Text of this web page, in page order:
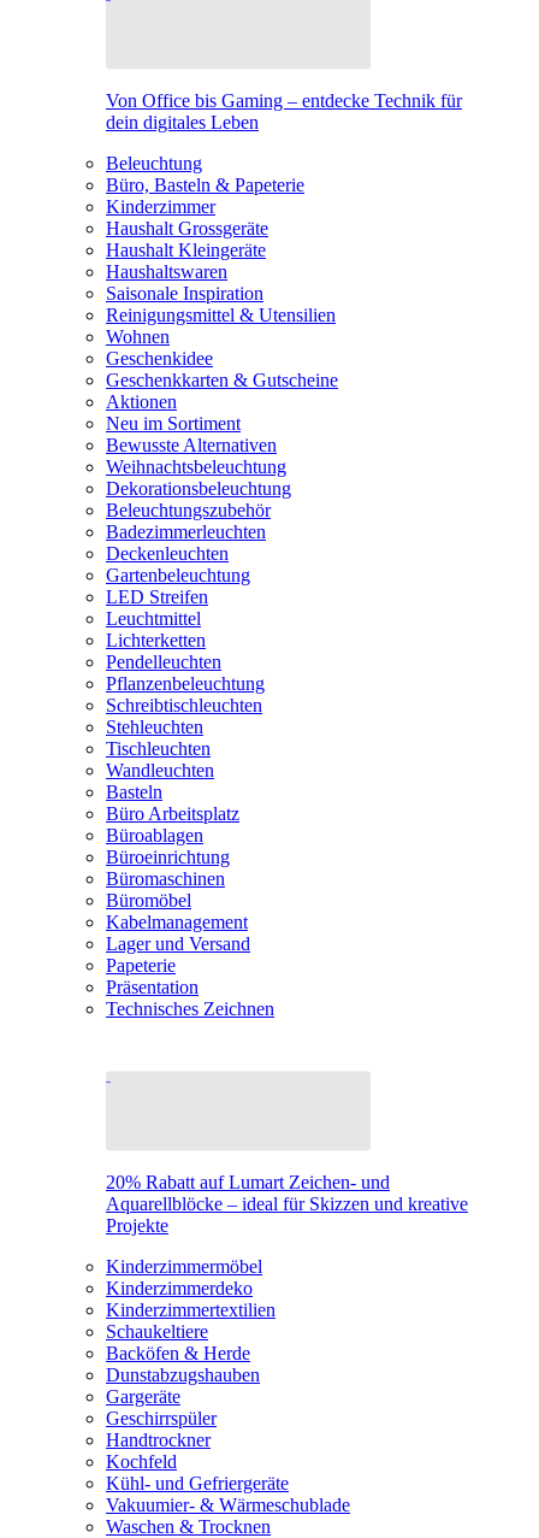
Von Office bis Gaming – entdecke Technik für
dein digitales Leben
Beleuchtung
Büro, Basteln & Papeterie
Kinderzimmer
Haushalt Grossgeräte
Haushalt Kleingeräte
Haushaltswaren
Saisonale Inspiration
Reinigungsmittel & Utensilien
Wohnen
Geschenkidee
Geschenkkarten & Gutscheine
Aktionen
Neu im Sortiment
Bewusste Alternativen
Weihnachtsbeleuchtung
Dekorationsbeleuchtung
Beleuchtungszubehör
Badezimmerleuchten
Deckenleuchten
Gartenbeleuchtung
LED Streifen
Leuchtmittel
Lichterketten
Pendelleuchten
Pflanzenbeleuchtung
Schreibtischleuchten
Stehleuchten
Tischleuchten
Wandleuchten
Basteln
Büro Arbeitsplatz
Büroablagen
Büroeinrichtung
Büromaschinen
Büromöbel
Kabelmanagement
Lager und Versand
Papeterie
Präsentation
Technisches Zeichnen
20% Rabatt auf Lumart Zeichen- und
Aquarellblöcke – ideal für Skizzen und kreative
Projekte
Kinderzimmermöbel
Kinderzimmerdeko
Kinderzimmertextilien
Schaukeltiere
Backöfen & Herde
Dunstabzugshauben
Gargeräte
Geschirrspüler
Handtrockner
Kochfeld
Kühl- und Gefriergeräte
Vakuumier- & Wärmeschublade
Waschen & Trocknen